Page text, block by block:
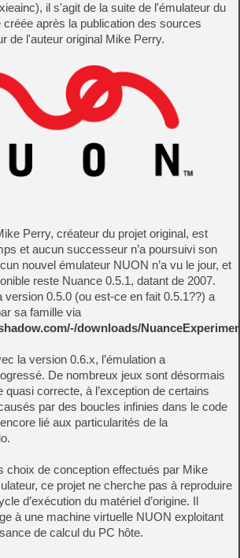
il s'agit de la suite de l'émulateur du
après la publication des sources
de l'auteur original Mike Perry.
Perry, créateur du projet original, est
et aucun successeur n’a poursuivi son
nouvel émulateur NUON n’a vu le jour, et
reste Nuance 0.5.1, datant de 2007.
version 0.5.0 (ou est-ce en fait 0.5.1??) a
sa famille via
downloads/
la version 0.6.x, l’émulation a
De nombreux jeux sont désormais
correcte, à l’exception de certains
par des boucles infinies dans le code
lié aux particularités de la
choix de conception effectués par Mike
ce projet ne cherche pas à reproduire
d’exécution du matériel d’origine. Il
à une machine virtuelle NUON exploitant
de calcul du PC hôte.